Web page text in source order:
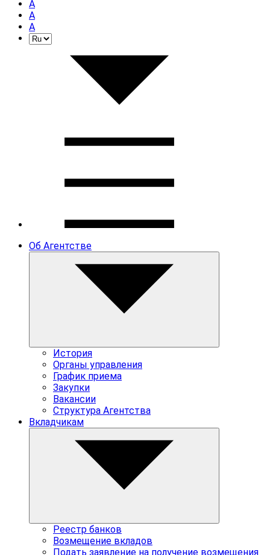
A
A
A
Об Агентстве
История
Органы управления
График приема
Закупки
Вакансии
Структура Агентства
Вкладчикам
Реестр банков
Возмещение вкладов
Подать заявление на получение возмещения